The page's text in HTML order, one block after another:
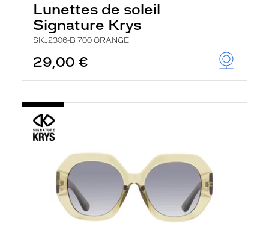
Lunettes de soleil
Signature Krys
SKJ2306-B 700 ORANGE
29,00 €